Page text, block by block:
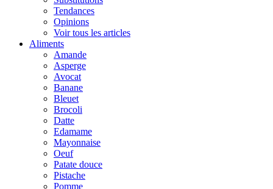
Tendances
Opinions
Voir tous les articles
Aliments
Amande
Asperge
Avocat
Banane
Bleuet
Brocoli
Datte
Edamame
Mayonnaise
Oeuf
Patate douce
Pistache
Pomme